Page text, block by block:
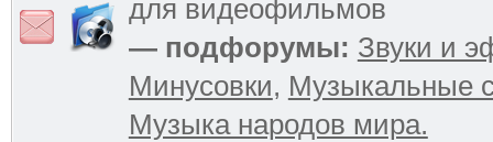
для видеофильмов
— подфорумы: Звуки и
Минусовки, Музыкальные
Музыка народов мира.